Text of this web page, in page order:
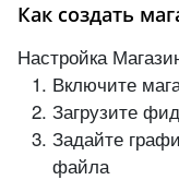
Как создать
Настройка
Включите
Загрузите
Задайте
файла